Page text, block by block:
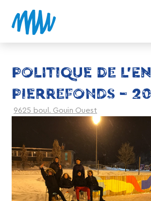
POLITIQUE DE
PIERREFONDS –
9625 boul. Gouin Ouest